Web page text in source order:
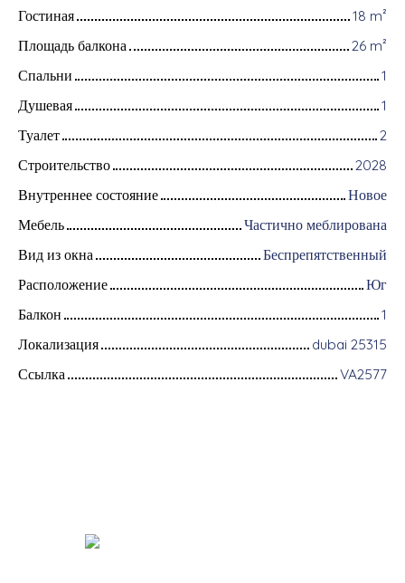
Гостиная
18 m²
Площадь балкона
26 m²
Спальни
1
Душевая
1
Туалет
2
Строительство
2028
Внутреннее состояние
Новое
Мебель
Частично меблирована
Вид из окна
Беспрепятственный
Расположение
Юг
Балкон
1
Локализация
dubai 25315
Ссылка
VA2577